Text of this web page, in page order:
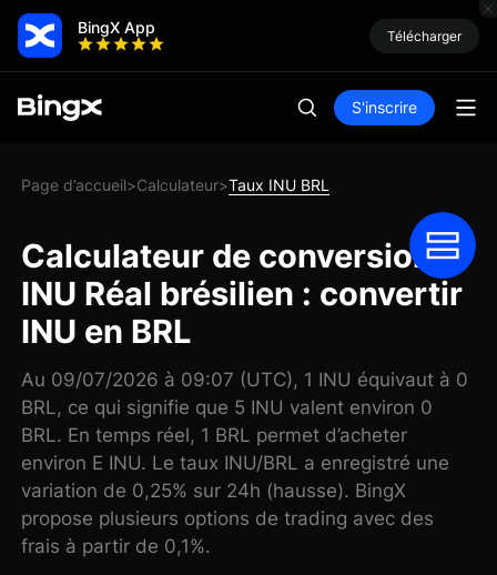
BingX App Télécharger
S'inscrire
Page d’accueil>Calculateur>Taux INU BRL
Calculateur de conversion
INU Réal brésilien : convertir
INU en BRL
Au 09/07/2026 à 09:07 (UTC), 1 INU équivaut à 0
BRL, ce qui signifie que 5 INU valent environ 0
BRL. En temps réel, 1 BRL permet d’acheter
environ E INU. Le taux INU/BRL a enregistré une
variation de 0,25% sur 24h (hausse). BingX
propose plusieurs options de trading avec des
frais à partir de 0,1%.